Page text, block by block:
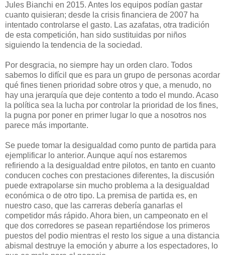
Jules Bianchi en 2015. Antes los equipos podían gastar
cuanto quisieran; desde la crisis financiera de 2007 ha
intentado controlarse el gasto. Las azafatas, otra tradición
de esta competición, han sido sustituidas por niños
siguiendo la tendencia de la sociedad.
Por desgracia, no siempre hay un orden claro. Todos
sabemos lo difícil que es para un grupo de personas acordar
qué fines tienen prioridad sobre otros y que, a menudo, no
hay una jerarquía que deje contento a todo el mundo. Acaso
la política sea la lucha por controlar la prioridad de los fines,
la pugna por poner en primer lugar lo que a nosotros nos
parece más importante.
Se puede tomar la desigualdad como punto de partida para
ejemplificar lo anterior. Aunque aquí nos estaremos
refiriendo a la desigualdad entre pilotos, en tanto en cuanto
conducen coches con prestaciones diferentes, la discusión
puede extrapolarse sin mucho problema a la desigualdad
económica o de otro tipo. La premisa de partida es, en
nuestro caso, que las carreras debería ganarlas el
competidor más rápido. Ahora bien, un campeonato en el
que dos corredores se pasean repartiéndose los primeros
puestos del podio mientras el resto los sigue a una distancia
abismal destruye la emoción y aburre a los espectadores, lo